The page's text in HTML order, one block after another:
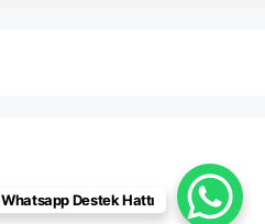
Whatsapp Destek Hattı